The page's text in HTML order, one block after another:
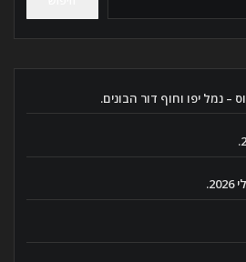
נמל יפו וחוף דור הבונים.